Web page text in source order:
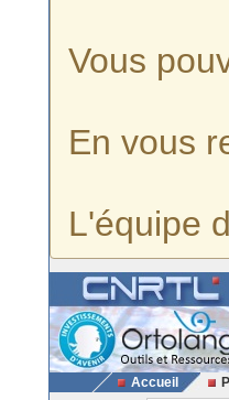
Vous
En vous
L'équipe
Accueil